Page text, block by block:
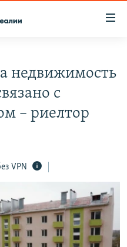
СОПРОТИВЛЕНИЯ
недвижимость
с
– риелтор
VPN